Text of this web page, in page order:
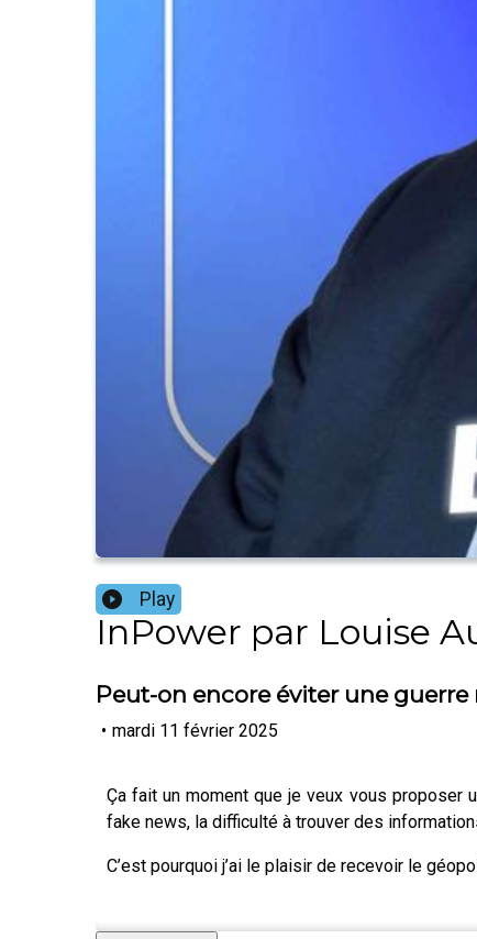
Play
InPower par Louise
Peut-on encore éviter une
• mardi 11 février 2025
Ça fait un moment que je veux vous proposer
fake news, la difficulté à trouver des
C’est pourquoi j’ai le plaisir de recevoir le